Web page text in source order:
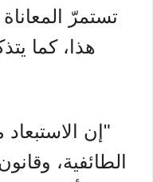
تستمرّ
هذا، كما
"إن
الطائفية،